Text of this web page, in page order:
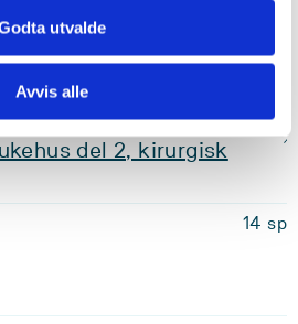
utvalde
Avvis alle
yrkesgrunnlag i
inkludert
del 2, kirurgisk
14 sp